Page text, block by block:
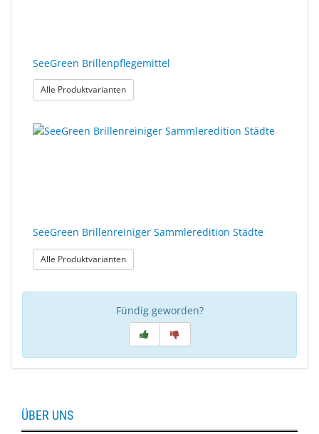
Me
Schleiftechnik
SeeGreen Brillenpflegemittel
Alle Produktvarianten: SeeGreen Brillenpflegemittel
SeeGreen Brillenreiniger Sammleredition Städte
Alle Produktvarianten: SeeGreen Brillenreiniger Sammleredition
Fündig geworden?
ÜBER UNS